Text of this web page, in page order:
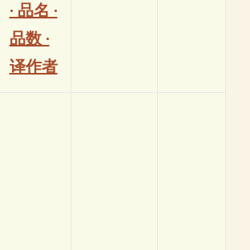
· 品名 ·
品数 ·
译作者